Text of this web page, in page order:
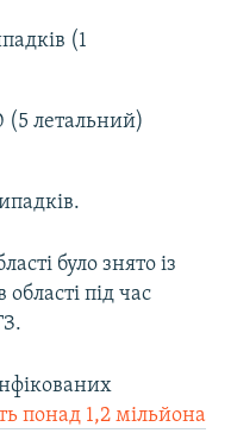
(1
(5 летальний)
було знято із
під час
понад 1,2 мільйона